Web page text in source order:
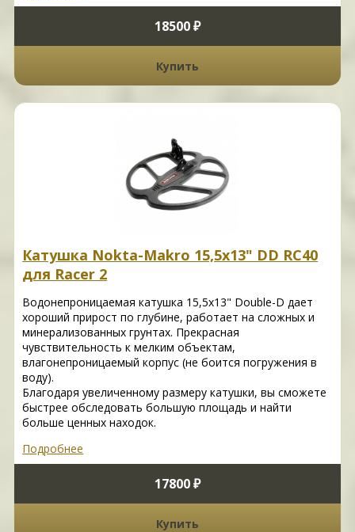
18500 ₽
Купить
Катушка Nokta-Makro 15,5x13" DD RC40
для Racer 2
Водонепроницаемая катушка 15,5x13" Double-D дает
хороший прирост по глубине, работает на сложных и
минерализованных грунтах. Прекрасная
чувствительность к мелким объектам,
влагонепроницаемый корпус (не боится погружения в
воду).
Благодаря увеличенному размеру катушки, вы сможете
быстрее обследовать большую площадь и найти
больше ценных находок.
Подробнее
17800 ₽
Купить